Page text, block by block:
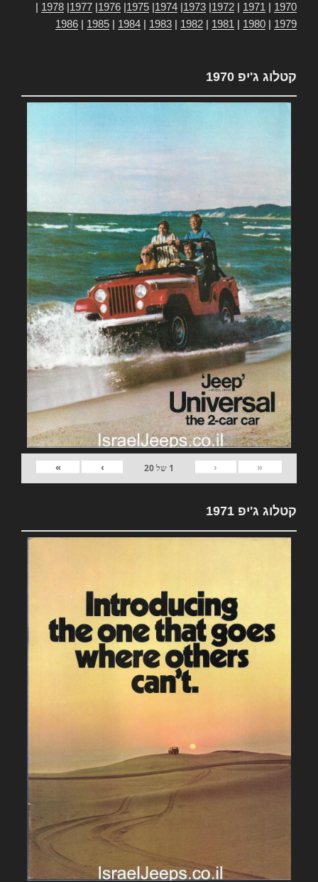
1970
1971
1972
1973
1974
1975
1976
1977
1978
1979
1980
1981
1982
1983
1984
1985
1986
קטלוג ג'יפ 1970
«
‹
1 של20
›
»
קטלוג ג'יפ 1971